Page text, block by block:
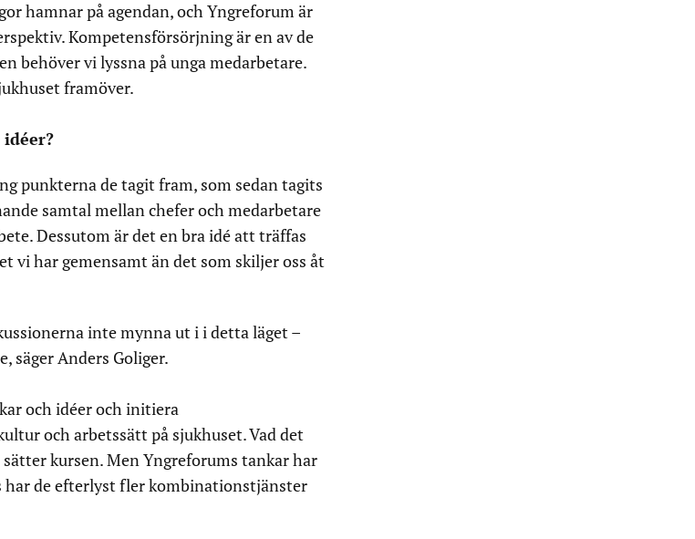
hamnar på agendan, och Yngreforum är
Kompetensförsörjning är en av de
behöver vi lyssna på unga medarbetare.
framöver.
punkterna de tagit fram, som sedan tagits
samtal mellan chefer och medarbetare
Dessutom är det en bra idé att träffas
vi har gemensamt än det som skiljer oss åt
inte mynna ut i i detta läget –
säger Anders Goliger.
och idéer och initiera
och arbetssätt på sjukhuset. Vad det
kursen. Men Yngreforums tankar har
de efterlyst fler kombinationstjänster